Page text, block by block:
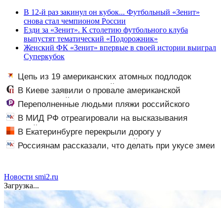
В 12-й раз закинул он кубок... Футбольный «Зенит»
снова стал чемпионом России
Езди за «Зенит». К столетию футбольного клуба
выпустят тематический «Подорожник»
Женский ФК «Зенит» впервые в своей истории выиграл
Суперкубок
Цепь из 19 американских атомных подлодок
«окружает» Россию и Китай: это инструмент первого
массированного удара
В Киеве заявили о провале американской
операции «Убей лучника» против России
Переполненные людьми пляжи российского
курортного города сняли на видео
В МИД РФ отреагировали на высказывания
властей Японии про атаку на Хиросиму
В Екатеринбурге перекрыли дорогу у
логистического центра, в который влетели БПЛА
Россиянам рассказали, что делать при укусе змеи
Новости smi2.ru
Загрузка...